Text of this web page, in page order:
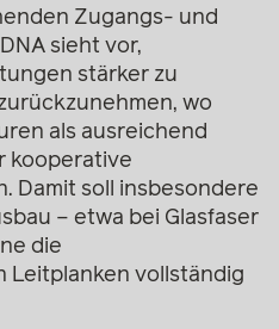
Zugangs- und
sieht vor,
stärker zu
wo
als ausreichend
kooperative
Damit soll insbesondere
– etwa bei Glasfaser
die
vollständig